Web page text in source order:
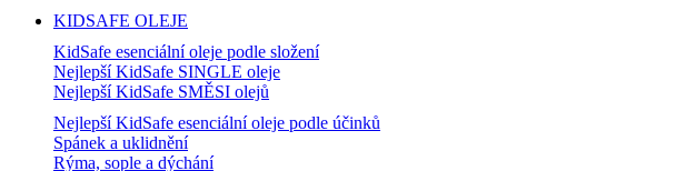
KIDSAFE OLEJE
KidSafe esenciální oleje podle složení
Nejlepší KidSafe SINGLE oleje
Nejlepší KidSafe SMĚSI olejů
Nejlepší KidSafe esenciální oleje podle účinků
Spánek a uklidnění
Rýma, sople a dýchání